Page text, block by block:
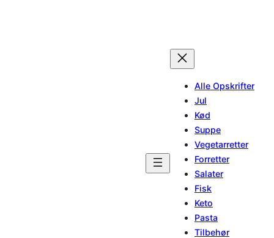
Alle Opskrifter
Jul
Kød
Suppe
Vegetarretter
Forretter
Salater
Fisk
Keto
Pasta
Tilbehør